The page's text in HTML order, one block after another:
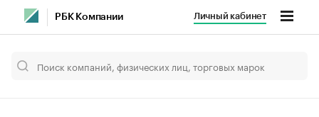
РБК Компании Личный кабинет